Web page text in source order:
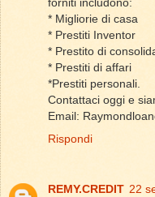
forniti includono:
* Migliorie di casa
* Prestiti Inventor
* Prestito di
* Prestiti di affari
*Prestiti personali.
Contattaci oggi e
Email:
Rispondi
REMY.CREDIT 22